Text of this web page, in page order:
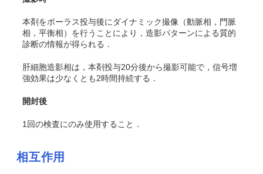
本剤をボーラス投与後にダイナミック撮像（動脈相，門脈
相，平衡相）を行うことにより，造影パターンによる質的
診断の情報が得られる．
肝細胞造影相は，本剤投与20分後から撮影可能で，信号増
強効果は少なくとも2時間持続する．
開封後
1回の検査にのみ使用すること．
相互作用